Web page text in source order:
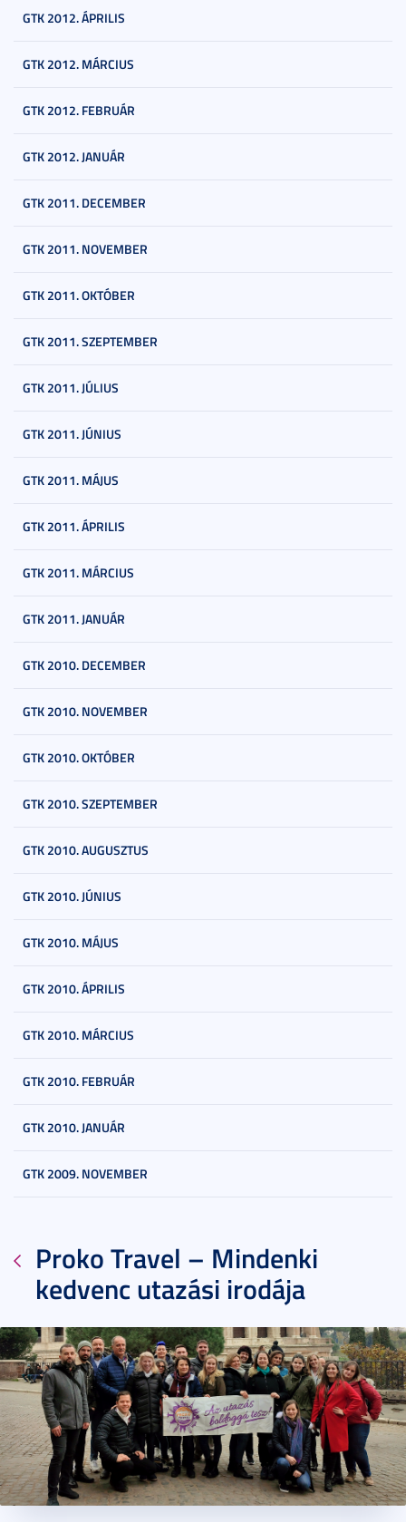
GTK 2012. ÁPRILIS
GTK 2012. MÁRCIUS
GTK 2012. FEBRUÁR
GTK 2012. JANUÁR
GTK 2011. DECEMBER
GTK 2011. NOVEMBER
GTK 2011. OKTÓBER
GTK 2011. SZEPTEMBER
GTK 2011. JÚLIUS
GTK 2011. JÚNIUS
GTK 2011. MÁJUS
GTK 2011. ÁPRILIS
GTK 2011. MÁRCIUS
GTK 2011. JANUÁR
GTK 2010. DECEMBER
GTK 2010. NOVEMBER
GTK 2010. OKTÓBER
GTK 2010. SZEPTEMBER
GTK 2010. AUGUSZTUS
GTK 2010. JÚNIUS
GTK 2010. MÁJUS
GTK 2010. ÁPRILIS
GTK 2010. MÁRCIUS
GTK 2010. FEBRUÁR
GTK 2010. JANUÁR
GTK 2009. NOVEMBER
Proko Travel – Mindenki
kedvenc utazási irodája